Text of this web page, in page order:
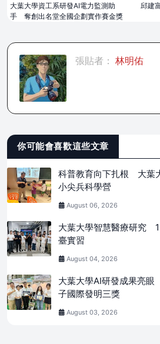
邱建
大葉大學資工系研發AI電力監測助
手 奪創出名堂全國企劃實作賽金獎
張貼者： 林明佑
你可能會喜歡這些文章
科普教育向下扎根 大葉
小尖兵科學營
August 06, 2026
大葉大學智慧醫療研究
臺實習
August 04, 2026
大葉大學AI研發成果亮
子國際發明三獎
August 03, 2026